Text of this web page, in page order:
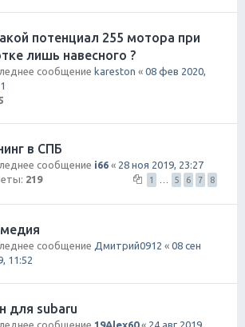
потенциал 255 мотора при
лишь навесного ?
сообщение kareston « 08 фев 2020,
в СПБ
сообщение i66 « 28 ноя 2019, 23:27
219 1 5 6 7 8
сообщение Дмитрий0912 « 08 сен
11:52
для subaru
сообщение 19Alex60« 24 авг 2019,